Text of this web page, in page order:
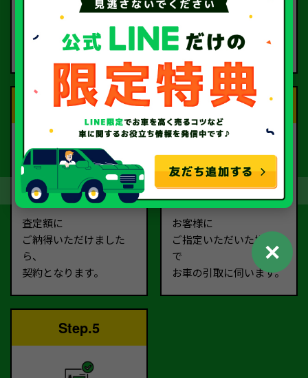
お電話または査定フォー
ムより
ご依頼ください。
査定のプロが
お電話で回答いたしま
す。
Step.3
契約
査定額に
ご納得いただけました
ら、
契約となります。
Step.4
お引取り
お客様に
ご指定いただいた場所ま
で
お車の引取に伺います。
Step.5
✕